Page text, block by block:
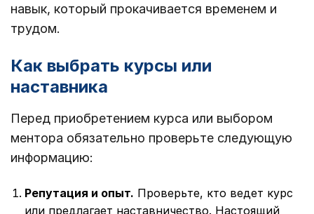
навык, который прокачивается временем и
трудом.
Как выбрать курсы или
наставника
Перед приобретением курса или выбором
ментора обязательно проверьте следующую
информацию:
Репутация и опыт. Проверьте, кто ведет курс
или предлагает наставничество. Настоящий